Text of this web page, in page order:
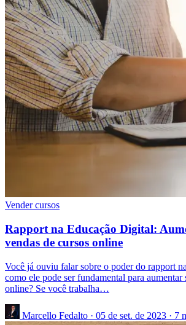
Vender cursos
Rapport na Educação Digital:
vendas de cursos online
Você já ouviu falar sobre o poder do rapport
como ele pode ser fundamental para aumentar
online? Se você trabalha…
Marcello Fedalto · 05 de set. de 2023 · 7